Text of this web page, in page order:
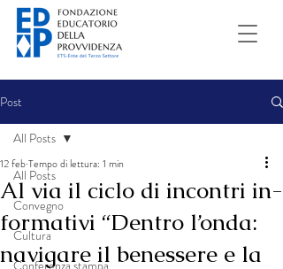
Post
All Posts
Convegno
Cultura
Conferenza stampa
All Posts
Al via il ciclo di incontri in-
formativi “Dentro l’onda:
navigare il benessere e la
12 febTempo di lettura: 1 min